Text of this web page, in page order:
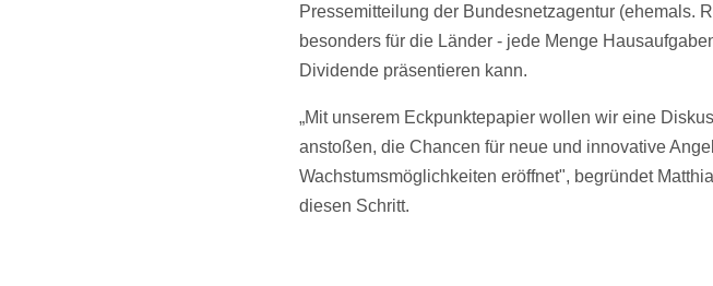
Pressemitteilung der Bundesnetzagentur (ehemals.
besonders für die Länder - jede Menge
Dividende präsentieren kann.
„Mit unserem Eckpunktepapier wollen wir eine
anstoßen, die Chancen für neue und innovative
Wachstumsmöglichkeiten eröffnet", begründet
diesen Schritt.